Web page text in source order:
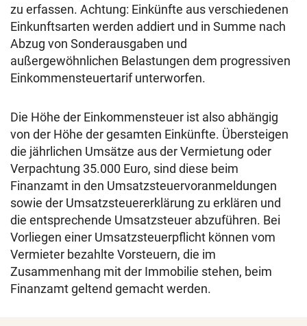
zu erfassen. Achtung: Einkünfte aus verschiedenen
Einkunftsarten werden addiert und in Summe nach
Abzug von Sonderausgaben und
außergewöhnlichen Belastungen dem progressiven
Einkommensteuertarif unterworfen.
Die Höhe der Einkommensteuer ist also abhängig
von der Höhe der gesamten Einkünfte. Übersteigen
die jährlichen Umsätze aus der Vermietung oder
Verpachtung 35.000 Euro, sind diese beim
Finanzamt in den Umsatzsteuervoranmeldungen
sowie der Umsatzsteuererklärung zu erklären und
die entsprechende Umsatzsteuer abzuführen. Bei
Vorliegen einer Umsatzsteuerpflicht können vom
Vermieter bezahlte Vorsteuern, die im
Zusammenhang mit der Immobilie stehen, beim
Finanzamt geltend gemacht werden.